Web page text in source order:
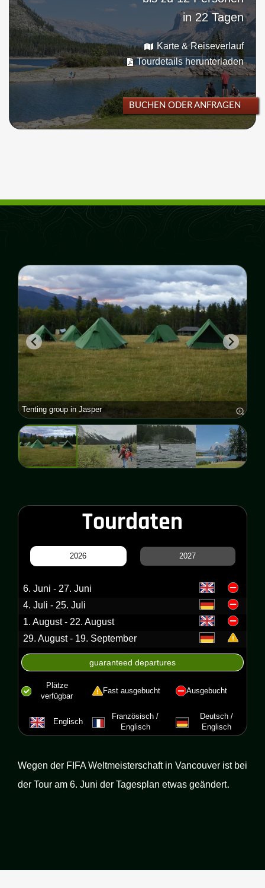
in 22 Tagen
Karte & Reiseverlauf
Tourdetails herunterladen
BUCHEN ODER ANFRAGEN
Tenting group in Jasper
Tourdaten
2026 2027
6. Juni - 27. Juni
4. Juli - 25. Juli
1. August - 22. August
29. August - 19. September
guaranteed departures
Plätze
verfügbar
Fast ausgebucht Ausgebucht
Englisch
Französisch /
Englisch
Deutsch /
Englisch
Wegen der FIFA Weltmeisterschaft in Vancouver ist bei
der Tour am 6. Juni der Tagesplan etwas geändert.